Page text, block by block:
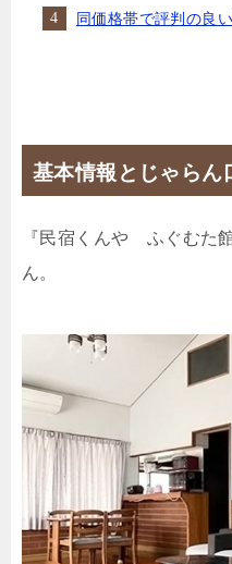
同価格帯で評判の良
基本情報とじゃらん
『民宿くんや ふぐむた
ん。